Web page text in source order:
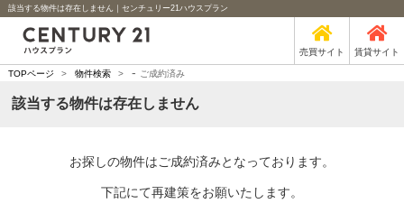
該当する物件は存在しません｜センチュリー21ハウスプラン
売買サイト 賃貸サイト
TOPページ > 物件検索 > - ご成約済み
該当する物件は存在しません
お探しの物件はご成約済みとなっております。
下記にて再建策をお願いたします。